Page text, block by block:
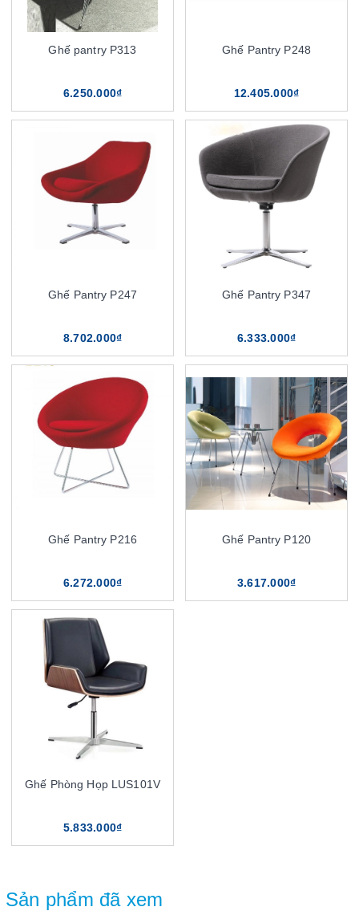
Ghế pantry P313
6.250.000₫
Ghế Pantry P248
12.405.000₫
Ghế Pantry P247
8.702.000₫
Ghế Pantry P347
6.333.000₫
Ghế Pantry P216
6.272.000₫
Ghế Pantry P120
3.617.000₫
Ghế Phòng Họp LUS101V
5.833.000₫
Sản phẩm đã xem